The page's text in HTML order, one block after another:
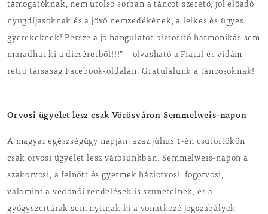
támogatóknak, nem utolsó sorban a táncot szerető, jól előadó
nyugdíjasoknak és a jövő nemzedékének, a lelkes és ügyes
gyerekeknek! Persze a jó hangulatot biztosító harmonikás sem
maradhat ki a dicséretből!!!” – olvasható a Fiatal és vidám
retro társaság Facebook-oldalán. Gratulálunk a táncosoknak!
Orvosi ügyelet lesz csak Vörösváron Semmelweis-napon
A magyar egészségügy napján, azaz július 1-én csütörtökön
csak orvosi ügyelet lesz városunkban. Semmelweis-napon a
szakorvosi, a felnőtt és gyermek háziorvosi, fogorvosi,
valamint a védőnői rendelések is szünetelnek, és a
gyógyszertárak sem nyitnak ki a vonatkozó jogszabályok